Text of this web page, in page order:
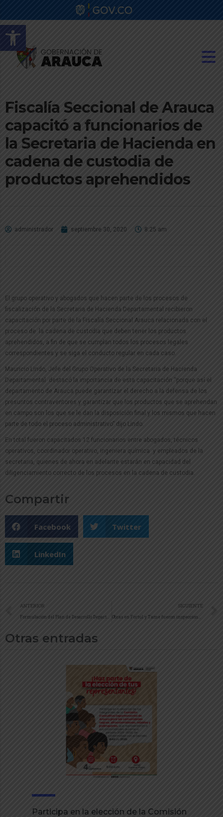
Abrir barra de herramientas
Fiscalía Seccional de Arauca
capacitó a funcionarios de
la Secretaria de Hacienda en
cadena de custodia de
productos aprehendidos
administrador septiembre 30, 2020 8:25 am
El grupo operativo y abogados que hacen parte de los procesos de
fiscalización de la Secretaria de Hacienda Departamental recibieron
capacitación por parte de la Fiscalía Seccional Arauca relacionada con el
proceso de la cadena de custodia que deben tener los productos
aprehendidos, a fin de que se cumplan todos los procesos legales
correspondientes y se siga el conducto regular en cada caso.
Mauricio Lindo, Jefe del Grupo Operativo de la Secretaria de Hacienda
Departamental destacó la importancia de esta capacitación “porque así el
departamento de Arauca puede garantizar el derecho a la defensa de los
presuntos contraventores y garantizar que los productos que se aprehendan
en campo son los que se le dan la disposición final y los mismos que hacen
parte de todo el proceso administrativo” dijo Lindo.
En total fueron capacitados 12 funcionarios entre abogados, técnicos
operativos, coordinador operativo, ingeniera química y empleados de la
secretaria, quienes de ahora en adelante estarán en capacidad del
diligenciamiento correcto de los procesos en la cadena de custodia.
Compartir
Facebook Twitter
LinkedIn
ANTERIOR SIGUIENTE
Otras entradas
Participa en la elección de la Comisión